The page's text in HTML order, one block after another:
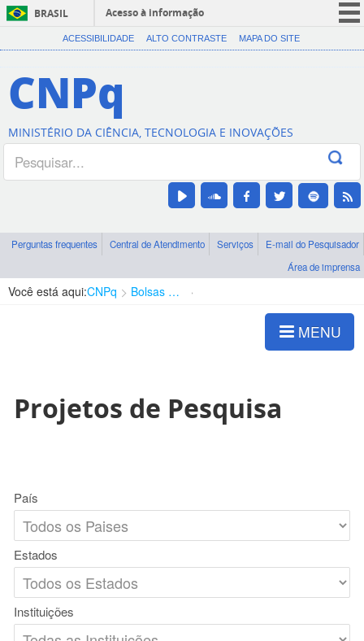
BRASIL
Acesso à informação
CORONAVÍRUS (COVID-19)
Canais
ACESSIBILIDADE ALTO CONTRASTE MAPA DO SITE
CNPq
MINISTÉRIO DA CIÊNCIA, TECNOLOGIA E INOVAÇÕES
Perguntas frequentes Central de Atendimento Serviços
E-mail do Pesquisador
Área de imprensa
Você está aqui:CNPq Bolsas e Auxílios Vigentes
MENU
Projetos de Pesquisa
País
Estados
Instituições